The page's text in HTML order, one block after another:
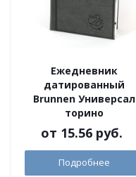
Ежедневник
датированный
Brunnen Универсал
торино
от 15.56 руб.
Подробнее